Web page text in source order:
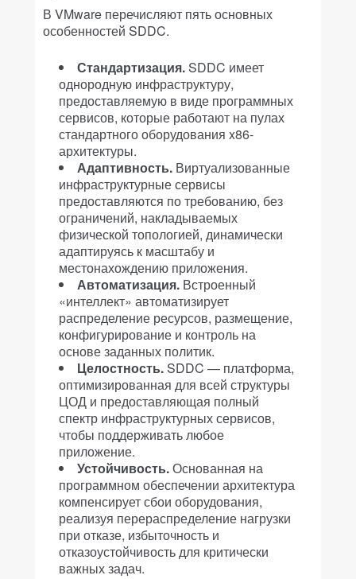
В VMware перечисляют пять основных
особенностей SDDC.
Стандартизация.SDDC имеет
однородную инфраструктуру,
предоставляемую в виде программных
сервисов, которые работают на пулах
стандартного оборудования x86-
архитектуры.
Адаптивность. Виртуализованные
инфраструктурные сервисы
предоставляются по требованию, без
ограничений, накладываемых
физической топологией, динамически
адаптируясь к масштабу и
местонахождению приложения.
Автоматизация. Встроенный
«интеллект» автоматизирует
распределение ресурсов, размещение,
конфигурирование и контроль на
основе заданных политик.
Целостность.SDDC — платформа,
оптимизированная для всей структуры
ЦОД и предоставляющая полный
спектр инфраструктурных сервисов,
чтобы поддерживать любое
приложение.
Устойчивость.Основанная на
программном обеспечении архитектура
компенсирует сбои оборудования,
реализуя перераспределение нагрузки
при отказе, избыточность и
отказоустойчивость для критически
важных задач.